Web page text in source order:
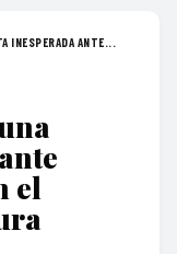
INESPERADA ANTE...
el